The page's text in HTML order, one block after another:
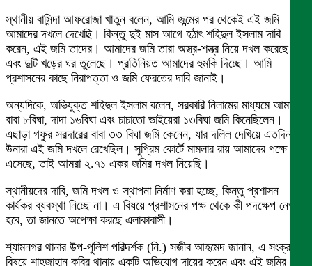
স্থানীয় বাসিন্দা আফরোজা খাতুন বলেন, আমি জন্মের পর থেকেই এই জমি
আমাদের দখলে দেখেছি। কিন্তু দুই মাস আগে হঠাৎ শহিদুল ইসলাম দাবি
করেন, এই জমি তাদের। আমাদের জমি তারা অস্ত্র-শস্ত্র নিয়ে দখল করেছে
এবং দুটি খড়ের ঘর তুলেছে। প্রতিনিয়ত আমাদের হুমকি দিচ্ছে। আমি
প্রশাসনের কাছে নিরাপত্তা ও জমি ফেরতের দাবি জানাই।
অন্যদিকে, অভিযুক্ত শহিদুল ইসলাম বলেন, সরকারি নিলামের মাধ্যমে আমার
বাবা ৮বিঘা, দাদা ১৬বিঘা এবং চাচাতো ভাইয়েরা ১৩বিঘা জমি কিনেছিলেন।
এছাড়া গফুর সরদারের বাবা ৩৩ বিঘা জমি কেনেন, যার দলিল দেখিয়ে এতদিন
উনারা এই জমি দখলে রেখেছিল। সুপ্রিম কোর্টে মামলার রায় আমাদের পক্ষে
এসেছে, তাই আমরা ২.৭১ একর জমির দখল নিয়েছি।
স্থানীয়দের দাবি, জমি দখল ও স্থাপনা নির্মাণ করা হচ্ছে, কিন্তু প্রশাসন
কার্যকর ব্যবস্থা নিচ্ছে না। এ বিষয়ে প্রশাসনের পক্ষ থেকে কী পদক্ষেপ নেওয়া
হবে, তা জানতে অপেক্ষা করছে এলাকাবাসী।
শ্যামনগর থানার উপ-পুলিশ পরিদর্শক (নি.) সজীব আহমেদ জানান, এ সংক্রান্ত
বিষয়ে শাহজাহান কবির থানায় একটি অভিযোগ দায়ের করেন এবং এই জমির